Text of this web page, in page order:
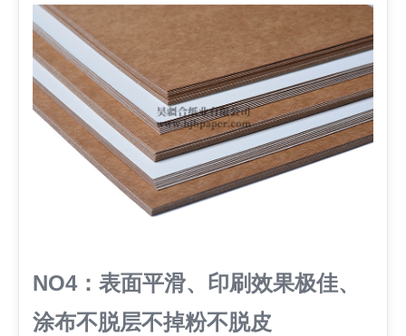
NO4：表面平滑、印刷效果极佳、
涂布不脱层不掉粉不脱皮